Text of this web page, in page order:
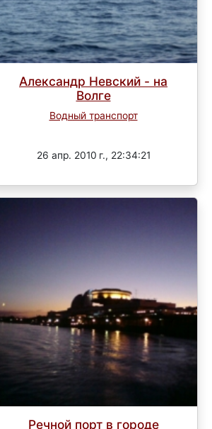
Александр Невский - на
Волге
Водный транспорт
26 апр. 2010 г., 22:34:21
Речной порт в городе